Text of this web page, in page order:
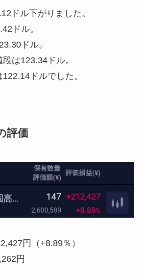
ドル下がりました。
ドル。
ドル。
は123.34ドル。
ドルでした。
評価
円（+8.89％）
円